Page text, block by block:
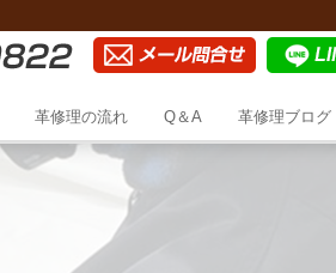
革修理の流れ Q＆A 革修理ブログ